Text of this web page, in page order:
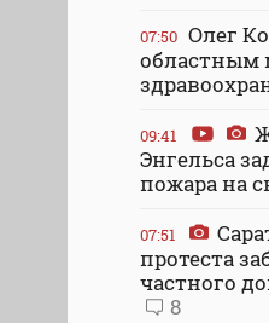
07:50 Олег
областным
09:41
Энгельса
пожара на
07:51
протеста
частного
8